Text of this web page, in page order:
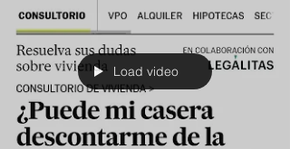
Load video